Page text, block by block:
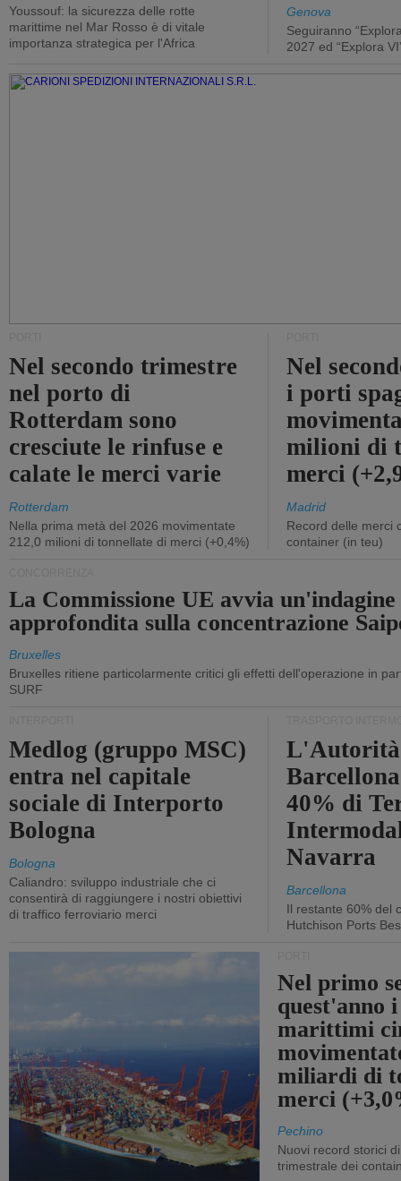
Youssouf: la sicurezza delle rotte
marittime nel Mar Rosso è di vitale
importanza strategica per l'Africa
Genova
Seguiranno
2027 ed “Explora
Nel secondo trimestre
nel porto di
Rotterdam sono
cresciute le rinfuse e
calate le merci varie
Rotterdam
Nella prima metà del 2026 movimentate
212,0 milioni di tonnellate di merci (+0,4%)
Nel
i porti
milioni di
merci
Madrid
Record delle merci
container (in teu)
La Commissione UE avvia un'indagine
approfondita sulla concentrazione
Bruxelles
Bruxelles ritiene particolarmente critici gli effetti dell'operazione in
SURF
Medlog (gruppo MSC)
entra nel capitale
sociale di Interporto
Bologna
Bologna
Caliandro: sviluppo industriale che ci
consentirà di raggiungere i nostri obiettivi
di traffico ferroviario merci
40% di
Navarra
Barcellona
Il restante 60% del
Hutchison Ports
Nel primo
quest'anno
marittimi
miliardi di
merci
Pechino
Nuovi record storici
trimestrale dei